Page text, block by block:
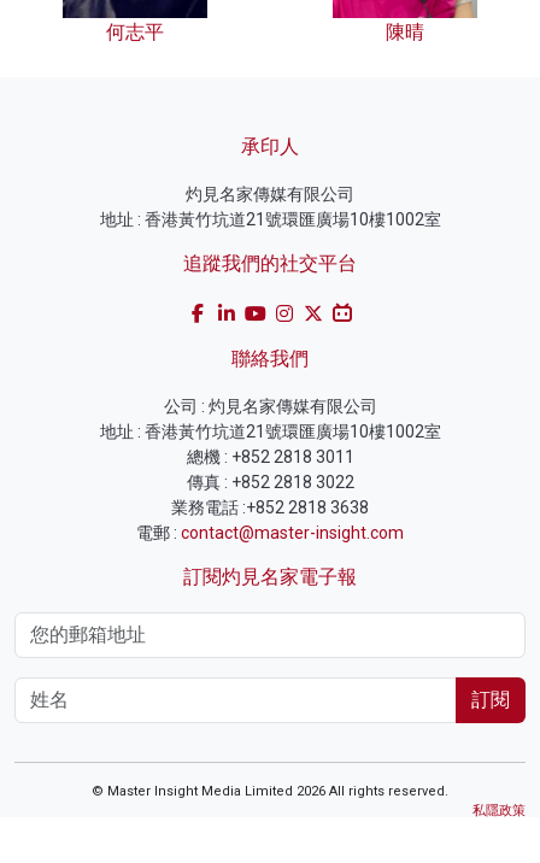
何志平 陳晴
承印人
灼見名家傳媒有限公司
地址 : 香港黃竹坑道21號環匯廣場10樓1002室
追蹤我們的社交平台
聯絡我們
公司 : 灼見名家傳媒有限公司
地址 : 香港黃竹坑道21號環匯廣場10樓1002室
總機 : +852 2818 3011
傳真 : +852 2818 3022
業務電話 :+852 2818 3638
電郵 : contact@master-insight.com
訂閱灼見名家電子報
訂閱
© Master Insight Media Limited 2026 All rights reserved.
私隱政策